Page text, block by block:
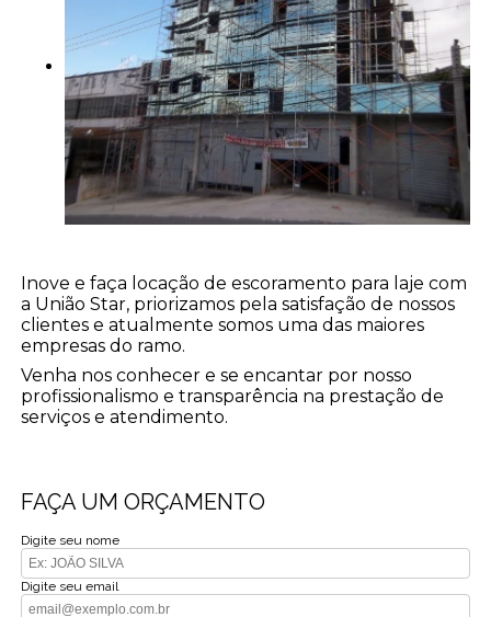
Inove e faça locação de escoramento para laje com
a União Star, priorizamos pela satisfação de nossos
clientes e atualmente somos uma das maiores
empresas do ramo.
Venha nos conhecer e se encantar por nosso
profissionalismo e transparência na prestação de
serviços e atendimento.
FAÇA UM ORÇAMENTO
Digite seu nome
Digite seu email